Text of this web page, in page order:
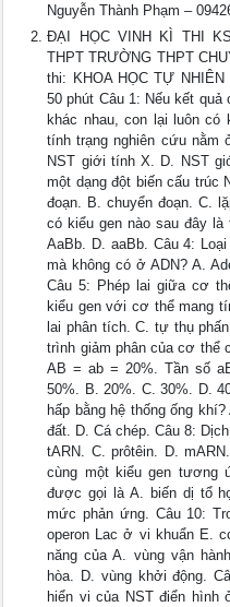
Nguyễn Thành Phạm –
ĐẠI HỌC VINH KÌ THI
THPT TRƯỜNG THPT
thi: KHOA HỌC TỰ
50 phút Câu 1: Nếu kết quả
khác nhau, con lại luôn có
tính trạng nghiên cứu nằm
NST giới tính X. D. NST
một dạng đột biến cấu trúc
đoạn. B. chuyển đoạn. C.
có kiểu gen nào sau đây là
AaBb. D. aaBb. Câu 4:
mà không có ở ADN? A.
Câu 5: Phép lai giữa cơ
kiểu gen với cơ thể mang
lai phân tích. C. tự thụ
trình giảm phân của cơ thể
AB = ab = 20%. Tần số
50%. B. 20%. C. 30%. D.
hấp bằng hệ thống ống
đất. D. Cá chép. Câu 8:
tARN. C. prôtêin. D.
cùng một kiểu gen tương
được gọi là A. biến dị tổ
mức phản ứng. Câu 10:
operon Lac ở vi khuẩn E.
năng của A. vùng vận
hòa. D. vùng khởi động.
hiển vi của NST điển